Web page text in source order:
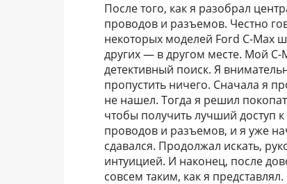
После того, как я разобрал
проводов и разъемов. Честно
некоторых моделей Ford C-Max
других — в другом месте. Мой C-
детективный поиск. Я
пропустить ничего. Сначала я
не нашел. Тогда я решил
чтобы получить лучший доступ
проводов и разъемов, и я уже
сдавался. Продолжал искать,
интуицией. И наконец, после
совсем таким, как я